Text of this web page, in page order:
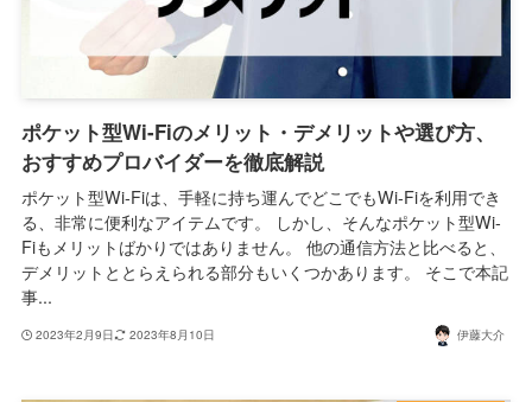
ポケット型Wi-Fiのメリット・デメリットや選び方、
おすすめプロバイダーを徹底解説
ポケット型Wi-Fiは、手軽に持ち運んでどこでもWi-Fiを利用でき
る、非常に便利なアイテムです。 しかし、そんなポケット型Wi-
Fiもメリットばかりではありません。 他の通信方法と比べると、
デメリットととらえられる部分もいくつかあります。 そこで本記
事...
2023年2月9日 2023年8月10日 伊藤大介